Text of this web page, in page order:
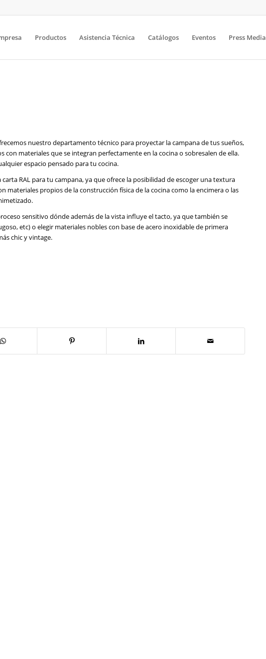
Productos Asistencia Técnica Catálogos Eventos Press Media
nuestro departamento técnico para proyectar la campana de tus sueños,
con materiales que se integran perfectamente en la cocina o sobresalen de ella.
espacio pensado para tu cocina.
RAL para tu campana, ya que ofrece la posibilidad de escoger una textura
materiales propios de la construcción física de la cocina como la encimera o las
sensitivo dónde además de la vista influye el tacto, ya que también se
etc) o elegir materiales nobles con base de acero inoxidable de primera
chic y vintage.